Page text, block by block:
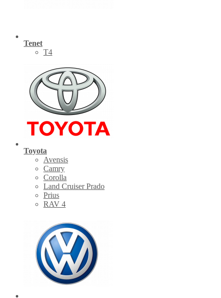
Tenet
Т4
Toyota
Avensis
Camry
Corolla
Land Cruiser Prado
Prius
RAV 4